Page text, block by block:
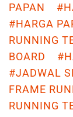
PAPAN
#HARGA
RUNNING
BOARD
#JADWAL
FRAME
RUNNING